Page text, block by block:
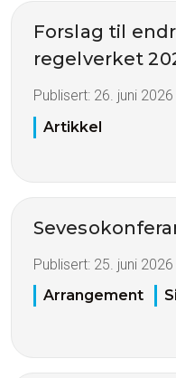
Forslag til
regelverket
Publisert: 26. juni 2026
Artikkel
Publisert: 25. juni 2026
Arrangement